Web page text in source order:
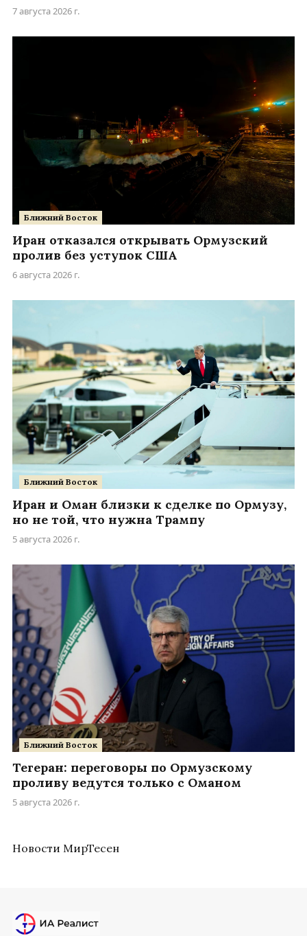
7 августа 2026 г.
Ближний Восток
Иран отказался открывать Ормузский
пролив без уступок США
6 августа 2026 г.
Ближний Восток
Иран и Оман близки к сделке по Ормузу,
но не той, что нужна Трампу
5 августа 2026 г.
Ближний Восток
Тегеран: переговоры по Ормузскому
проливу ведутся только с Оманом
5 августа 2026 г.
Новости МирТесен